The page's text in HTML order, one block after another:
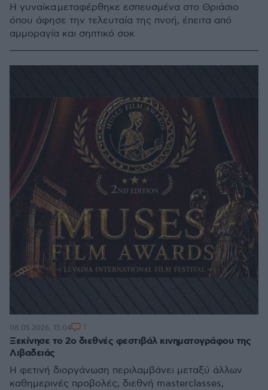
Η γυναίκα μεταφέρθηκε εσπευσμένα στο Θριάσιο
όπου άφησε την τελευταία της πνοή, έπειτα από
αμμοραγία και σηπτικό σοκ
Ξεκίνησε το 2ο διεθνές φεστιβάλ κινηματογράφου της
Λιβαδειάς
Η φετινή διοργάνωση περιλαμβάνει μεταξύ άλλων
καθημερινές προβολές, διεθνή masterclasses,
08.05.2026, 15:04 1